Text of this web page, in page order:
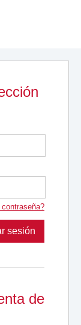
de
sesión